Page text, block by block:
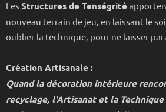
Les Structures de Tenségrité
nouveau terrain de jeu, en laissant le
oublier la technique, pour ne laisser
Création Artisanale :
Quand la décoration intérieure
recyclage, l'Artisanat et la